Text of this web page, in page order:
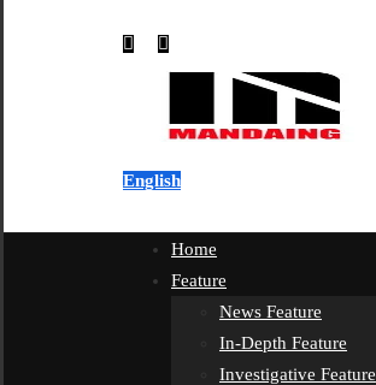
English
Home
Feature
News Feature
In-Depth Feature
Investigative Feature